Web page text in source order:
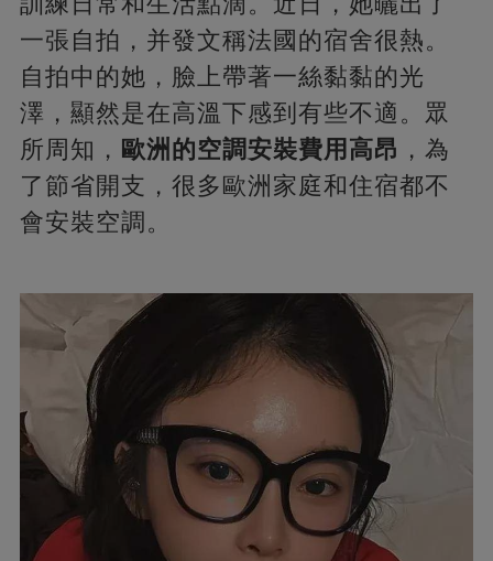
一張自拍，并發文稱法國的宿舍很熱。
自拍中的她，臉上帶著一絲黏黏的光
澤，顯然是在高溫下感到有些不適。眾
所周知， 歐洲的空調安裝費用高昂 ，為
了節省開支，很多歐洲家庭和住宿都不
會安裝空調。